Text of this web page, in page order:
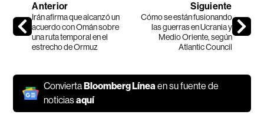
Anterior
Irán afirma que alcanzó un
acuerdo con Omán sobre
una ruta temporal en el
estrecho de Ormuz
Siguiente
Cómo se están fusionando
las guerras en Ucrania y
Medio Oriente, según
Atlantic Council
ConviertaBloomberg Líneaen su fuente de
noticiasaquí